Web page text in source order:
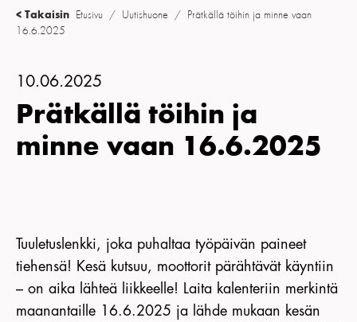
OPISKELIJOILLE
IN ENGLISH
KIRJAUDU JÄSENSIVULLE
< Takaisin Etusivu / Uutishuone /
Prätkällä töihin ja minne vaan
16.6.2025
10.06.2025
Prätkällä töihin ja
minne vaan 16.6.2025
Tuuletuslenkki, joka puhaltaa työpäivän paineet
tiehensä! Kesä kutsuu, moottorit pärähtävät käyntiin
– on aika lähteä liikkeelle! Laita kalenteriin merkintä
maanantaille 16.6.2025 ja lähde mukaan kesän